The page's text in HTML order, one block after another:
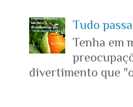
Tudo passa
Tenha em
divertimento que "o